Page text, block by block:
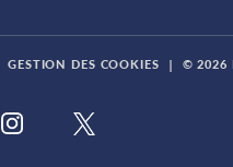
GESTION DES COOKIES | © 2026